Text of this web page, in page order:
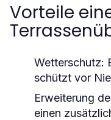
Vorteile
Wetterschutz:
schützt vor
Erweiterung
einen